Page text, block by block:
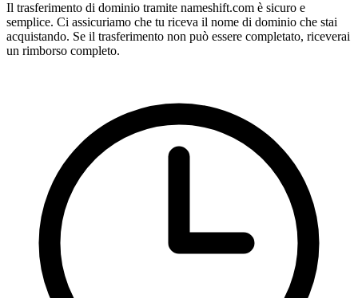
Il trasferimento di dominio tramite nameshift.com è sicuro e
semplice. Ci assicuriamo che tu riceva il nome di dominio che stai
acquistando. Se il trasferimento non può essere completato, riceverai
un rimborso completo.